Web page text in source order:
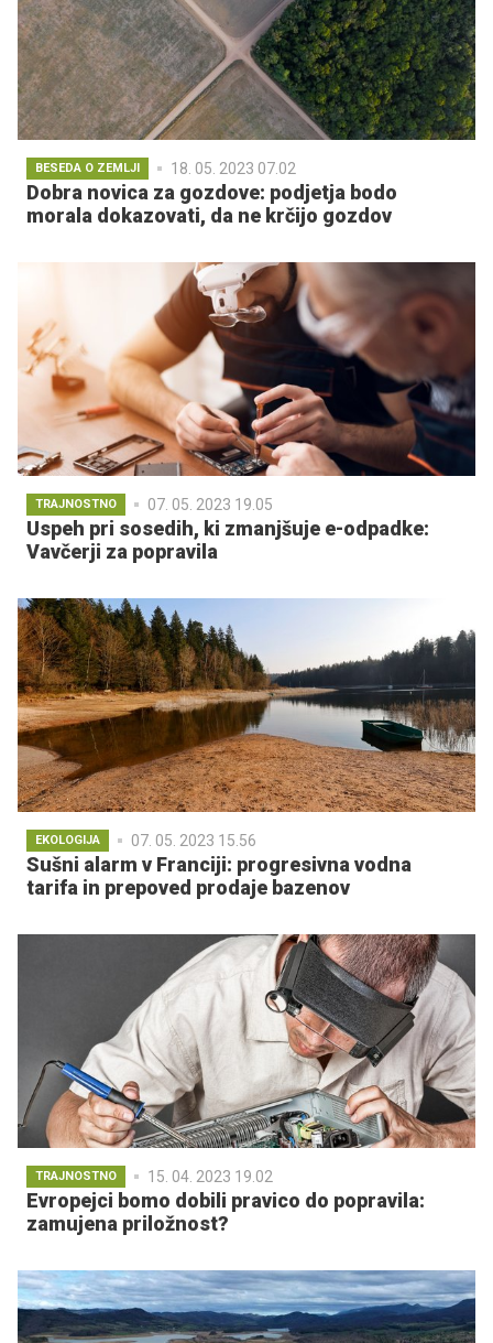
BESEDA O ZEMLJI 18. 05. 2023 07.02
Dobra novica za gozdove: podjetja bodo
morala dokazovati, da ne krčijo gozdov
TRAJNOSTNO 07. 05. 2023 19.05
Uspeh pri sosedih, ki zmanjšuje e-odpadke:
Vavčerji za popravila
EKOLOGIJA 07. 05. 2023 15.56
Sušni alarm v Franciji: progresivna vodna
tarifa in prepoved prodaje bazenov
TRAJNOSTNO 15. 04. 2023 19.02
Evropejci bomo dobili pravico do popravila:
zamujena priložnost?